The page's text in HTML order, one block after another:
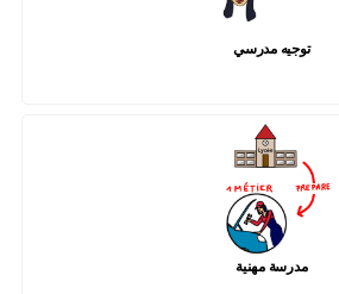
توجيه مدرسي
مدرسة مهنية